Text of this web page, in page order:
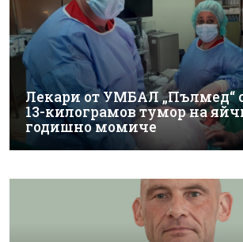
Лекари от УМБАЛ „Пълмед“
13-килограмов тумор на
годишно момиче